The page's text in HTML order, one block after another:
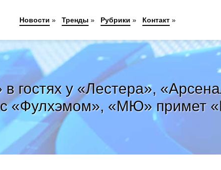
гостях у «Лестера»,
с «Фулхэмом», «МЮ» примет
Новости » Тренды » Рубрики » Контакт »